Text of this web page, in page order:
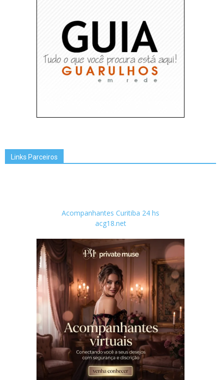
Links Parceiros
Acompanhantes Curitiba 24 hs
acg18.net